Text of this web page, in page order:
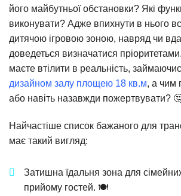
його майбутньої обстановки? Які
виконувати? Адже впихнути в нього
дитячою ігровою зоною, навряд чи
доведеться визначатися
маєте втілити в реальність,
дизайном залу площею 18 кв.м, а чим
або навіть назавжди пожертвувати?
Найчастіше список бажаного для
має такий вигляд:
Затишна їдальня зона для
прийому гостей. 🍽️